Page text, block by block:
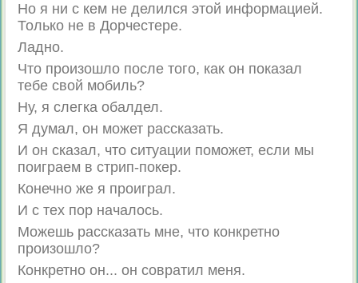
Но я ни с кем не делился этой информацией.
Только не в Дорчестере.
Ладно.
Что произошло после того, как он показал
тебе свой мобиль?
Ну, я слегка обалдел.
Я думал, он может рассказать.
И он сказал, что ситуации поможет, если мы
поиграем в стрип-покер.
Конечно же я проиграл.
И с тех пор началось.
Можешь рассказать мне, что конкретно
произошло?
Конкретно он... он совратил меня.